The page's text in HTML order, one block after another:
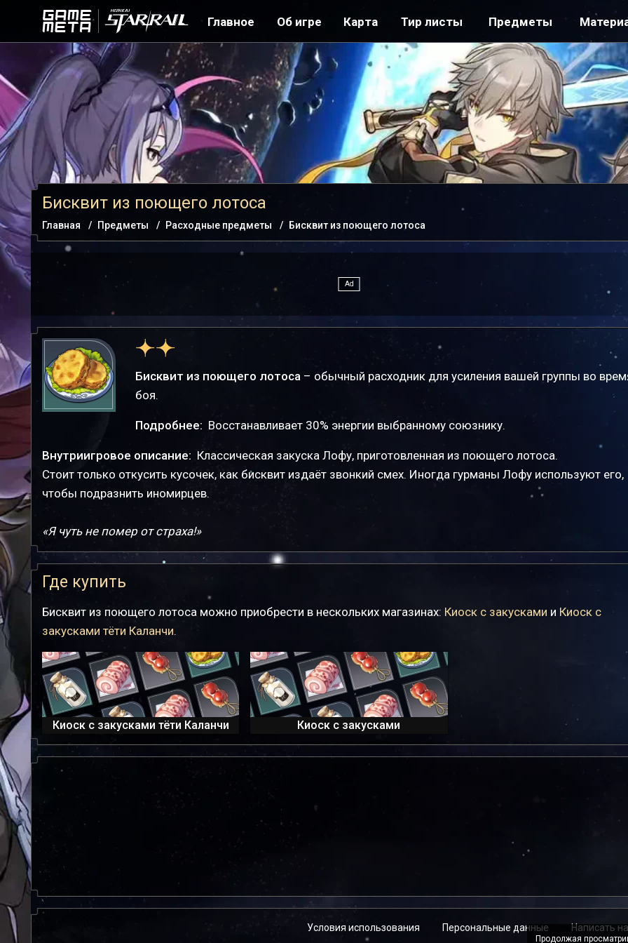
Главное Об игре Карта Тир листы Предметы
Бисквит из поющего лотоса
Главная Предметы Расходные предметы Бисквит из поющего лотоса
Бисквит из поющего лотоса– обычный расходник для усиления вашей группы во
боя.
Подробнее: Восстанавливает 30% энергии выбранному союзнику.
Внутриигровое описание: Классическая закуска Лофу, приготовленная из поющего лотоса.
Стоит только откусить кусочек, как бисквит издаёт звонкий смех. Иногда гурманы Лофу используют его,
чтобы подразнить иномирцев.
«Я чуть не помер от страха!»
Где купить
Бисквит из поющего лотоса можно приобрести в нескольких магазинах: Киоск с закусками и Киоск с
закусками тёти Каланчи.
Киоск с закусками тёти Каланчи Киоск с закусками
Условия использования Персональные данные Написать
Продолжая